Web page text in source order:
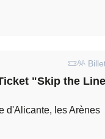
"Skip the Line
d'Alicante, les Arènes